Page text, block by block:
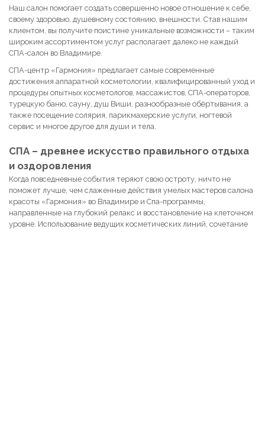
Наш салон помогает создать совершенно новое отношение к себе,
своему здоровью, душевному состоянию, внешности. Став нашим
клиентом, вы получите поистине уникальные возможности – таким
широким ассортиментом услуг располагает далеко не каждый
СПА-салон во Владимире.
СПА-центр «Гармония» предлагает самые современные
достижения аппаратной косметологии, квалифицированный уход и
процедуры опытных косметологов, массажистов, СПА-операторов,
турецкую баню, сауну, душ Виши, разнообразные обёртывания, а
также посещение солярия, парикмахерские услуги, ногтевой
сервис и многое другое для души и тела.
СПА – древнее искусство правильного отдыха
и оздоровления
Когда повседневные события теряют свою остроту, ничто не
поможет лучше, чем слаженные действия умелых мастеров салона
красоты «Гармония» во Владимире и Спа-программы,
направленные на глубокий релакс и восстановление на клеточном
уровне. Использование ведущих косметических линий, сочетание